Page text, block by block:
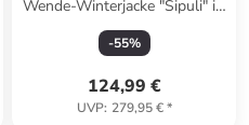
Wende-Winterjacke "Sipuli" in
Grün
-55%
124,99 €
UVP: 279,95 €*